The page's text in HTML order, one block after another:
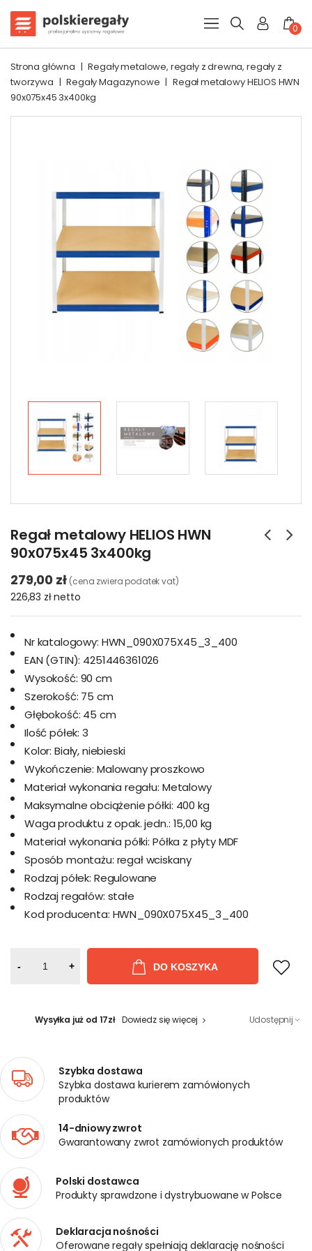
0
Strona główna | Regały metalowe, regały z drewna, regały z
tworzywa | Regały Magazynowe | Regał metalowy HELIOS HWN
90x075x45 3x400kg
Regał metalowy HELIOS HWN
90x075x45 3x400kg
279,00 zł (cena zwiera podatek vat)
226,83 złnetto
Nr katalogowy: HWN_090X075X45_3_400
EAN (GTIN): 4251446361026
Wysokość: 90 cm
Szerokość: 75 cm
Głębokość: 45 cm
Ilość półek: 3
Kolor: Biały, niebieski
Wykończenie: Malowany proszkowo
Materiał wykonania regału: Metalowy
Maksymalne obciążenie półki: 400 kg
Waga produktu z opak. jedn.: 15,00 kg
Materiał wykonania półki: Półka z płyty MDF
Sposób montażu: regał wciskany
Rodzaj półek: Regulowane
Rodzaj regałów: stałe
Kod producenta: HWN_090X075X45_3_400
- + DO KOSZYKA
Wysyłka już od 17zł Dowiedz się więcej Udostępnij
Szybka dostawa
Szybka dostawa kurierem zamówionych
produktów
14-dniowy zwrot
Gwarantowany zwrot zamówionych produktów
Polski dostawca
Produkty sprawdzone i dystrybuowane w Polsce
Deklaracja nośności
Oferowane regały spełniają deklarację nośności